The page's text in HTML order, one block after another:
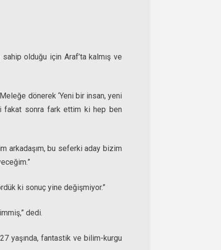
olduğu için Araf’ta kalmış ve
dönerek ‘Yeni bir insan, yeni
fakat sonra fark ettim ki hep ben
arkadaşım, bu seferki aday bizim
ki sonuç yine değişmiyor.”
dedi.
yaşında, fantastik ve bilim-kurgu